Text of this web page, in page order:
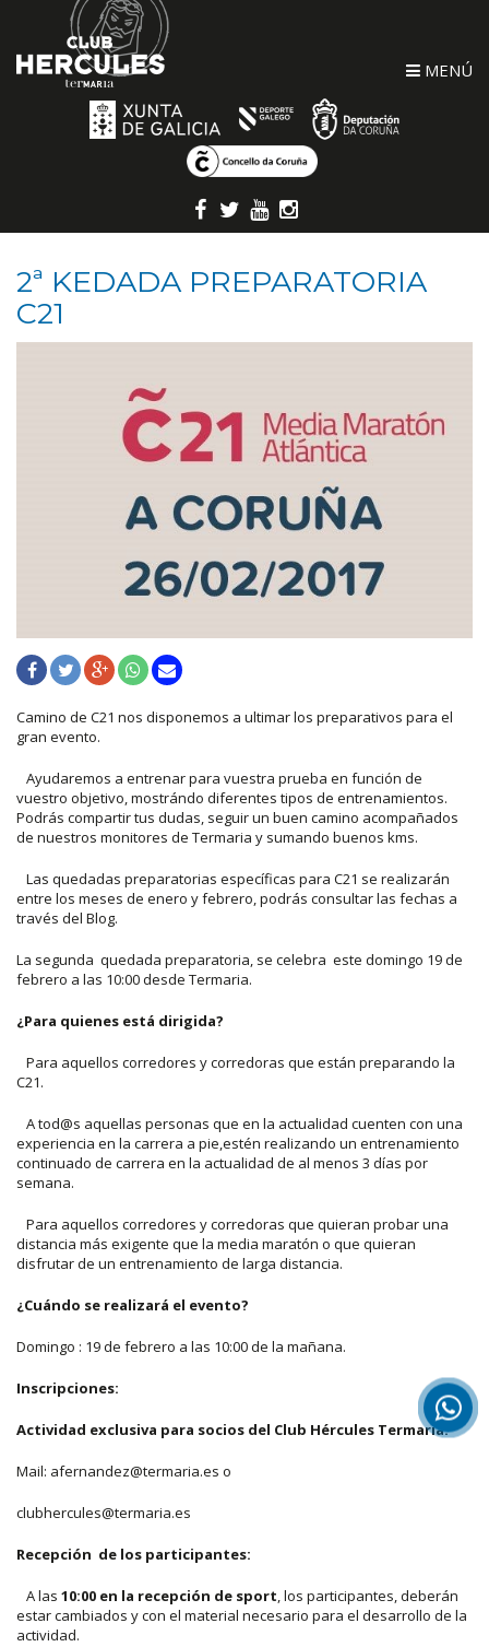
MENÚ
2ª KEDADA PREPARATORIA
C21
Camino de C21 nos disponemos a ultimar los preparativos para el
gran evento.
Ayudaremos a entrenar para vuestra prueba en función de
vuestro objetivo, mostrándo diferentes tipos de entrenamientos.
Podrás compartir tus dudas, seguir un buen camino acompañados
de nuestros monitores de Termaria y sumando buenos kms.
Las quedadas preparatorias específicas para C21 se realizarán
entre los meses de enero y febrero, podrás consultar las fechas a
través del Blog.
La segunda quedada preparatoria, se celebra este domingo 19 de
febrero a las 10:00 desde Termaria.
¿Para quienes está dirigida?
Para aquellos corredores y corredoras que están preparando la
C21.
A tod@s aquellas personas que en la actualidad cuenten con una
experiencia en la carrera a pie,estén realizando un entrenamiento
continuado de carrera en la actualidad de al menos 3 días por
semana.
Para aquellos corredores y corredoras que quieran probar una
distancia más exigente que la media maratón o que quieran
disfrutar de un entrenamiento de larga distancia.
¿Cuándo se realizará el evento?
Domingo : 19 de febrero a las 10:00 de la mañana.
Inscripciones:
Actividad exclusiva para socios del Club Hércules Termaria.
Mail: afernandez@termaria.es o
clubhercules@termaria.es
Recepción de los participantes:
A las 10:00 en la recepción de sport, los participantes, deberán
estar cambiados y con el material necesario para el desarrollo de la
actividad.